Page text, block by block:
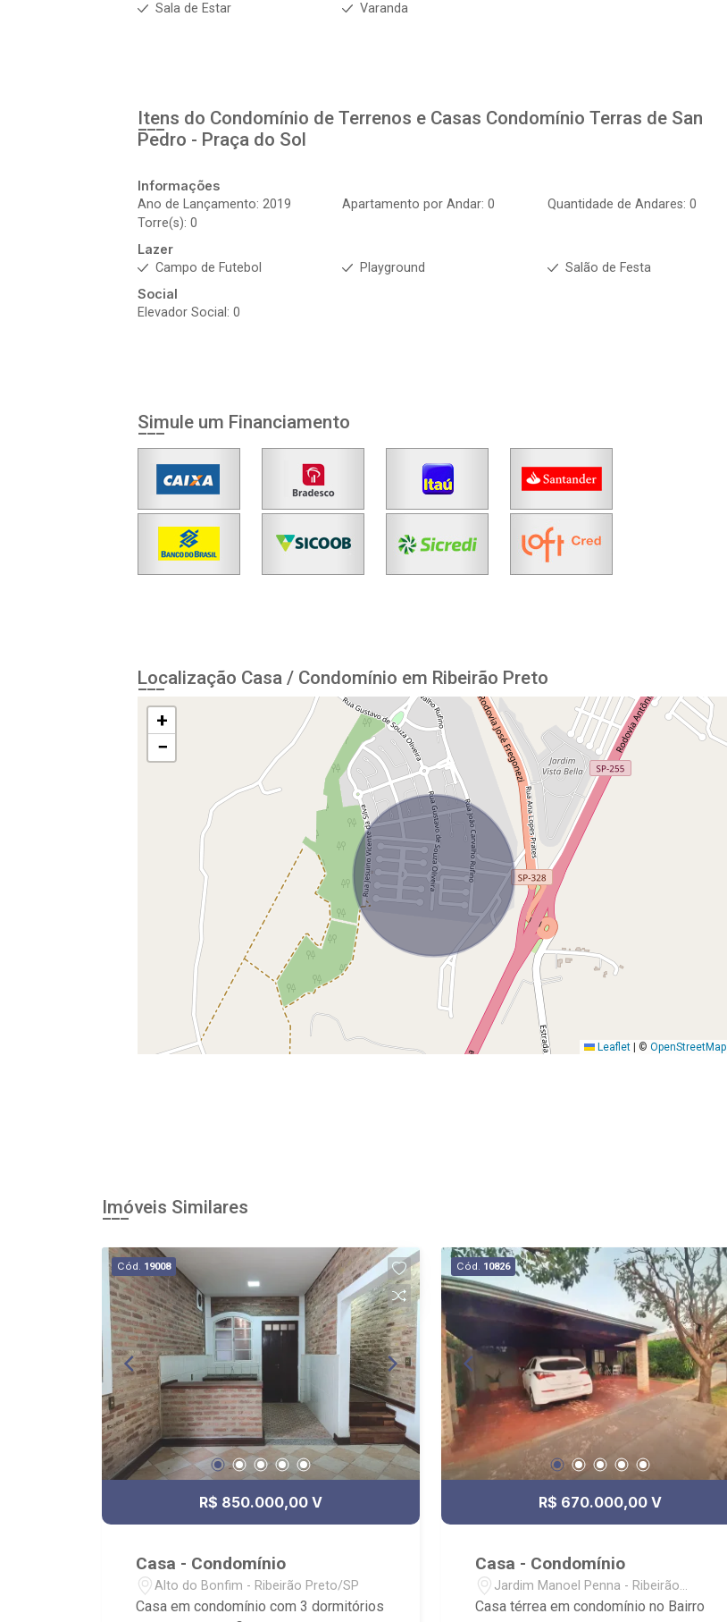
Sala de Estar
Varanda
Itens do Condomínio de Terrenos e Casas Condomínio Terras de San
Pedro - Praça do Sol
Informações
Ano de Lançamento: 2019
Apartamento por Andar: 0
Quantidade de Andares: 0
Torre(s): 0
Lazer
Campo de Futebol
Playground
Salão de Festa
Social
Elevador Social: 0
Simule um Financiamento
Localização Casa / Condomínio em Ribeirão Preto
+
−
Leaflet © OpenStreetMap
Imóveis Similares
Cód. 19008
R$ 850.000,00 V
Casa - Condomínio
Alto do Bonfim - Ribeirão Preto/SP
Casa em condomínio com 3 dormitórios
Cód. 10826
R$ 670.000,00 V
Casa - Condomínio
Jardim Manoel Penna - Ribeirão
Preto/SP
Casa térrea em condomínio no Bairro